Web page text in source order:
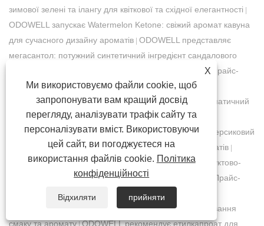
зимової зелені та ілангу для квіткової та східної елегантності
ODOWELL запускає Watermelon Ketone: свіжий аромат кавуна
для сучасного дизайну ароматів ​ODOWELL представляє
мегасантол: потужний синтетичний інгредієнт сандалового
дерева для сучасного деревного дизайну ароматів|
Прайс-
лист Odowell-Market-2026.4.1-2026.4.29|​ODOWELL
представляє Methyl Cyclopentenolone: ​​горіховий ароматичний
інгредієнт з відтінками клена та солодки|​ODOWELL
представляє Delta Decalactone: кремовий кокосово-персиковий
лактон для гурманського та тропічного дизайну ароматів
ODOWELL представляє транс-2-гексенол: свіжий фруктово-
зелений інгредієнт для сучасного дизайну ароматів
Прайс-
лист Odowell-Market-2026.4.30-2026.5.29
рекомендує ізоамілбутират (CAS 106-27-4) для додавання
смаку та аромату ​ODOWELL рекомендує етилкапроат для
X
Ми використовуємо файли cookie, щоб
запропонувати вам кращий досвід
перегляду, аналізувати трафік сайту та
персоналізувати вміст. Використовуючи
цей сайт, ви погоджуєтеся на
використання файлів cookie. Політика
конфіденційності
Відхиляти прийняти